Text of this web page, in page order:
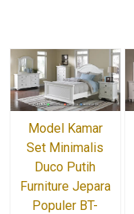
Model Kamar
Set Minimalis
Duco Putih
Furniture Jepara
Populer BT-